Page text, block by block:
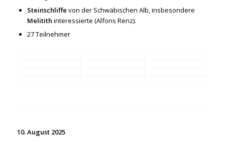
Steinschliffe von der Schwäbischen Alb, insbesondere
Melitith interessierte (Alfons Renz).
27 Teilnehmer
10. August 2025